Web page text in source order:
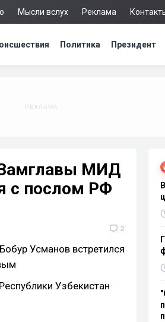
Мысли вслух Реклама
Политика Президент
МИД
с послом РФ
2
Узбекистан